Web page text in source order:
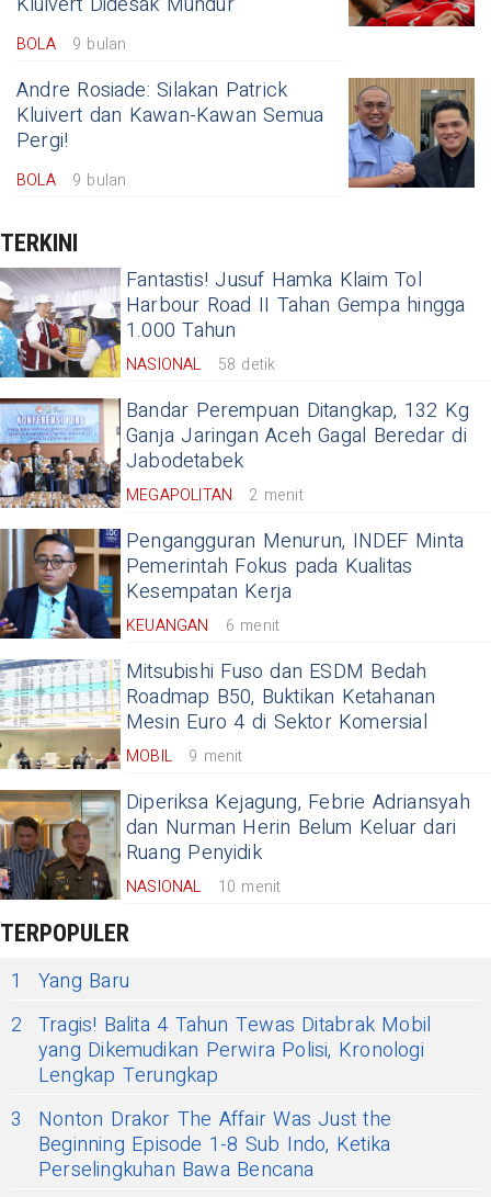
BOLA 9 bulan
Andre Rosiade: Silakan Patrick
Kluivert dan Kawan-Kawan Semua
Pergi!
BOLA 9 bulan
TERKINI
Fantastis! Jusuf Hamka Klaim Tol
Harbour Road II Tahan Gempa hingga
1.000 Tahun
NASIONAL 58 detik
Bandar Perempuan Ditangkap, 132 Kg
Ganja Jaringan Aceh Gagal Beredar di
Jabodetabek
MEGAPOLITAN 2 menit
Pengangguran Menurun, INDEF Minta
Pemerintah Fokus pada Kualitas
Kesempatan Kerja
KEUANGAN 6 menit
Mitsubishi Fuso dan ESDM Bedah
Roadmap B50, Buktikan Ketahanan
Mesin Euro 4 di Sektor Komersial
MOBIL 9 menit
Diperiksa Kejagung, Febrie Adriansyah
dan Nurman Herin Belum Keluar dari
Ruang Penyidik
NASIONAL 10 menit
TERPOPULER
1
Yang Baru
2 Tragis! Balita 4 Tahun Tewas Ditabrak Mobil
yang Dikemudikan Perwira Polisi, Kronologi
Lengkap Terungkap
3
Nonton Drakor The Affair Was Just the
Beginning Episode 1-8 Sub Indo, Ketika
Perselingkuhan Bawa Bencana